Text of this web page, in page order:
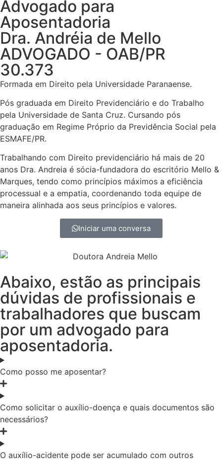
Advogado para
Aposentadoria
Dra. Andréia de Mello
ADVOGADO - OAB/PR
30.373
Formada em Direito pela Universidade Paranaense.
Pós graduada em Direito Previdenciário e do Trabalho
pela Universidade de Santa Cruz. Cursando pós
graduação em Regime Próprio da Previdência Social pela
ESMAFE/PR.
Trabalhando com Direito previdenciário há mais de 20
anos Dra. Andreia é sócia-fundadora do escritório Mello &
Marques, tendo como princípios máximos a eficiência
processual e a empatia, coordenando toda equipe de
maneira alinhada aos seus princípios e valores.
Iniciar uma conversa
Abaixo, estão as principais
dúvidas de profissionais e
trabalhadores que buscam
por um advogado para
aposentadoria.
Como posso me aposentar?
Como solicitar o auxílio-doença e quais documentos são
necessários?
O auxílio-acidente pode ser acumulado com outros